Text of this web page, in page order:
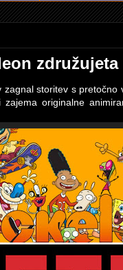
združujeta
storitev s
zajema originalne